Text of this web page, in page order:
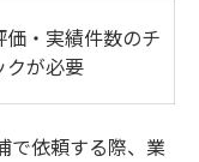
価・実績件数のチ
クが必要
で依頼する際、業